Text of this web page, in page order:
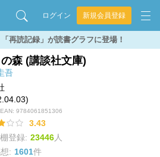
ログイン 新規会員登録
再読記録」が読書グラフに登場！
森 (講談社文庫)
吾
9784061851306
3.43
登録: 23446人
: 1601件